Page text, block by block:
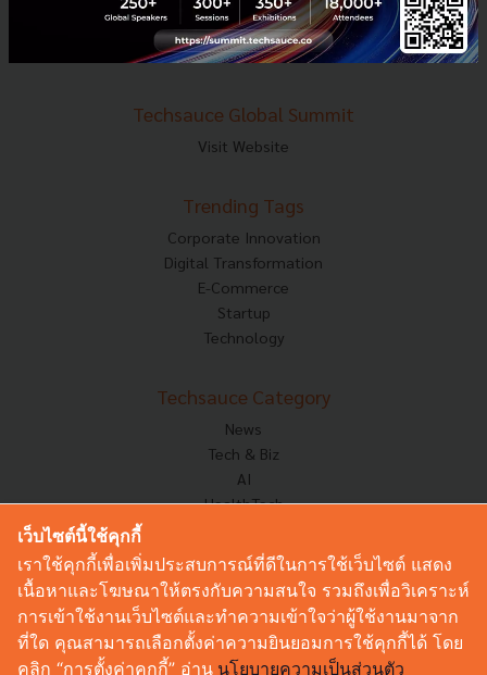
Privacy Policy
ส่งบทความ
Techsauce Global Summit
Visit Website
Trending Tags
Corporate Innovation
Digital Transformation
E-Commerce
Startup
Technology
Techsauce Category
News
Tech & Biz
AI
HealthTech
Corp Innov
Saucy Thoughts
Sustainable
Videos
เว็บไซต์นี้ใช้คุกกี้
เราใช้คุกกี้เพื่อเพิ่มประสบการณ์ที่ดีในการใช้เว็บไซต์ แสดง
เนื้อหาและโฆษณาให้ตรงกับความสนใจ รวมถึงเพื่อวิเคราะห์
การเข้าใช้งานเว็บไซต์และทำความเข้าใจว่าผู้ใช้งานมาจาก
ที่ใด คุณสามารถเลือกตั้งค่าความยินยอมการใช้คุกกี้ได้ โดย
คลิก “การตั้งค่าคุกกี้” อ่าน นโยบายความเป็นส่วนตัว